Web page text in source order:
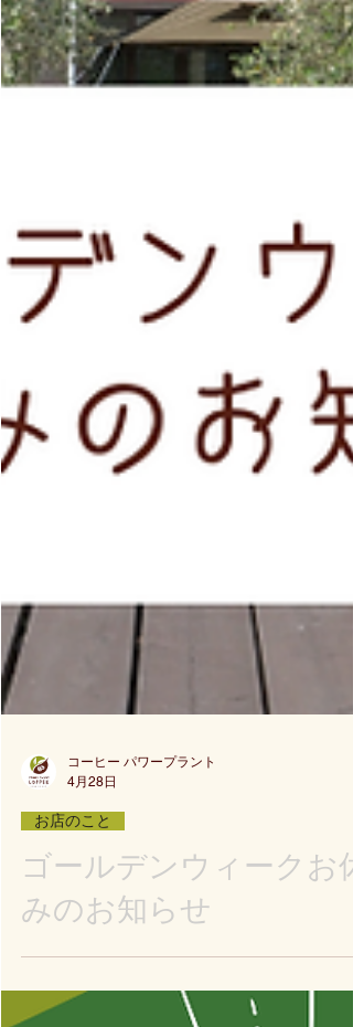
コーヒー パワープラント
4月28日
お店のこと
ゴールデンウィークお休
みのお知らせ